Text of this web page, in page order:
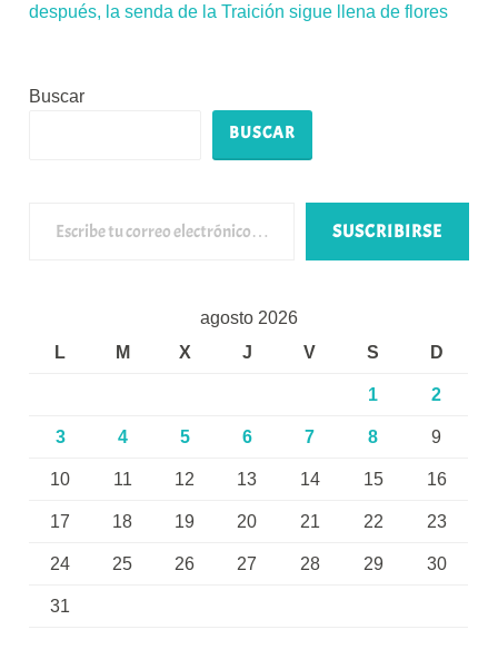
después, la senda de la Traición sigue llena de flores
Buscar
BUSCAR
SUSCRIBIRSE
agosto 2026
L
M X J V S D
1 2
3 4 5 6 7 8 9
10 11 12 13 14 15 16
17 18 19 20 21 22 23
24 25 26 27 28 29 30
31